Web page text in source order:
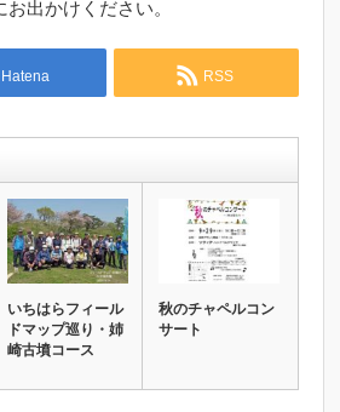
出かけください。
Hatena RSS
いちはらフィール
ドマップ巡り・姉
崎古墳コース
秋のチャペルコン
サート